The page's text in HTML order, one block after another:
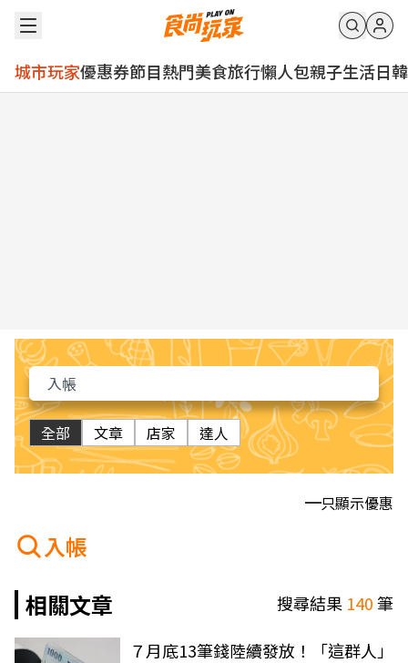
城市玩家優惠券節目熱門美食旅行懶人包親子生活日韓
全部 文章 店家 達人
只顯示優惠
入帳
相關文章
搜尋結果 140筆
７月底13筆錢陸續發放！「這群人」